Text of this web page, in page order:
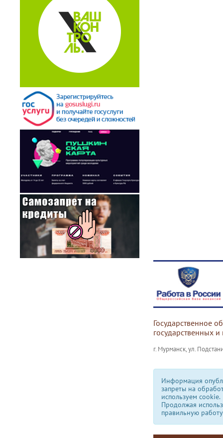
Государственное
государственных
г. Мурманск, ул.
Информация
запреты на
используем сookie.
Продолжая
правильную